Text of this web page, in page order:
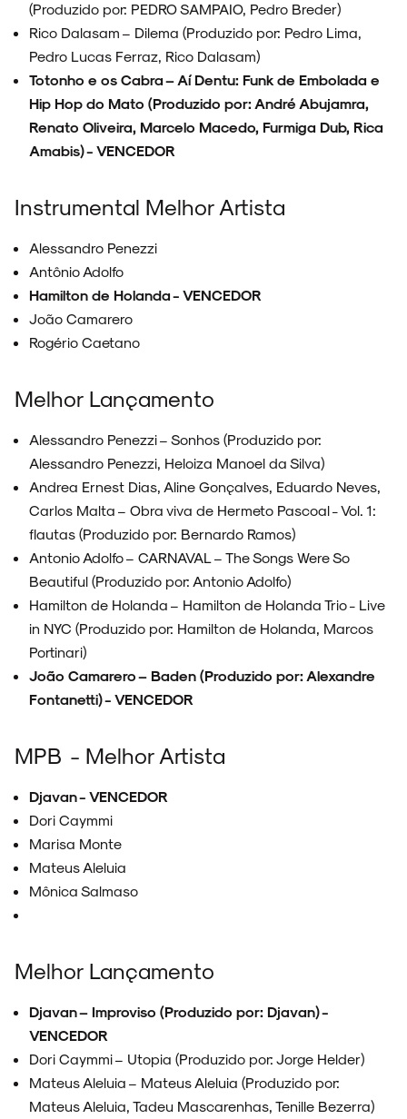
(Produzido por: PEDRO SAMPAIO, Pedro Breder)
Rico Dalasam – Dilema (Produzido por: Pedro Lima,
Pedro Lucas Ferraz, Rico Dalasam)
Totonho e os Cabra – Aí Dentu: Funk de Embolada e
Hip Hop do Mato (Produzido por: André Abujamra,
Renato Oliveira, Marcelo Macedo, Furmiga Dub, Rica
Amabis) - VENCEDOR
Instrumental Melhor Artista
Alessandro Penezzi
Antônio Adolfo
Hamilton de Holanda - VENCEDOR
João Camarero
Rogério Caetano
Melhor Lançamento
Alessandro Penezzi – Sonhos (Produzido por:
Alessandro Penezzi, Heloiza Manoel da Silva)
Andrea Ernest Dias, Aline Gonçalves, Eduardo Neves,
Carlos Malta – Obra viva de Hermeto Pascoal - Vol. 1:
flautas (Produzido por: Bernardo Ramos)
Antonio Adolfo – CARNAVAL – The Songs Were So
Beautiful (Produzido por: Antonio Adolfo)
Hamilton de Holanda – Hamilton de Holanda Trio - Live
in NYC (Produzido por: Hamilton de Holanda, Marcos
Portinari)
João Camarero – Baden (Produzido por: Alexandre
Fontanetti) - VENCEDOR
MPB - Melhor Artista
Djavan - VENCEDOR
Dori Caymmi
Marisa Monte
Mateus Aleluia
Mônica Salmaso
Melhor Lançamento
Djavan – Improviso (Produzido por: Djavan) -
VENCEDOR
Dori Caymmi – Utopia (Produzido por: Jorge Helder)
Mateus Aleluia – Mateus Aleluia (Produzido por:
Mateus Aleluia, Tadeu Mascarenhas, Tenille Bezerra)